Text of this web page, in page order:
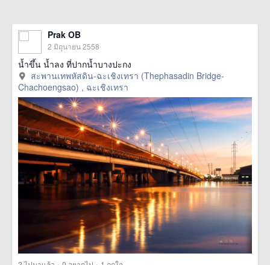
Prak OB
2 มิถุนายน 2558
น้ำขึ้น น้ำลง ที่ปากน้ำบางปะกง
สะพานเทพหัสดิน-ฉะเชิงเทรา (Thephasadin Bridge-
Chachoengsao) , ฉะเชิงเทรา